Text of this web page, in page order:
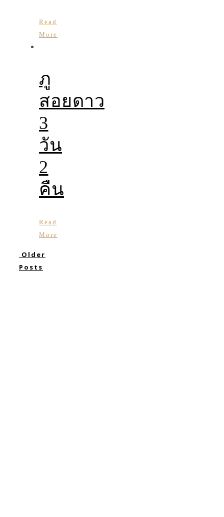
Read
More
ภู
สอยดาว
3
วัน
2
คืน
Read
More
Older
Posts